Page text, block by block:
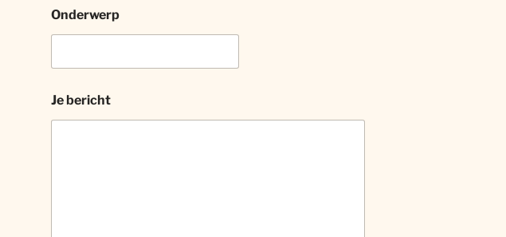
Onderwerp
Je bericht